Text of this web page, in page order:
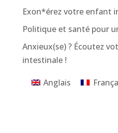
Exon*érez votre enfant
Politique et santé pour
Anxieux(se) ? Écoutez
intestinale !
Anglais